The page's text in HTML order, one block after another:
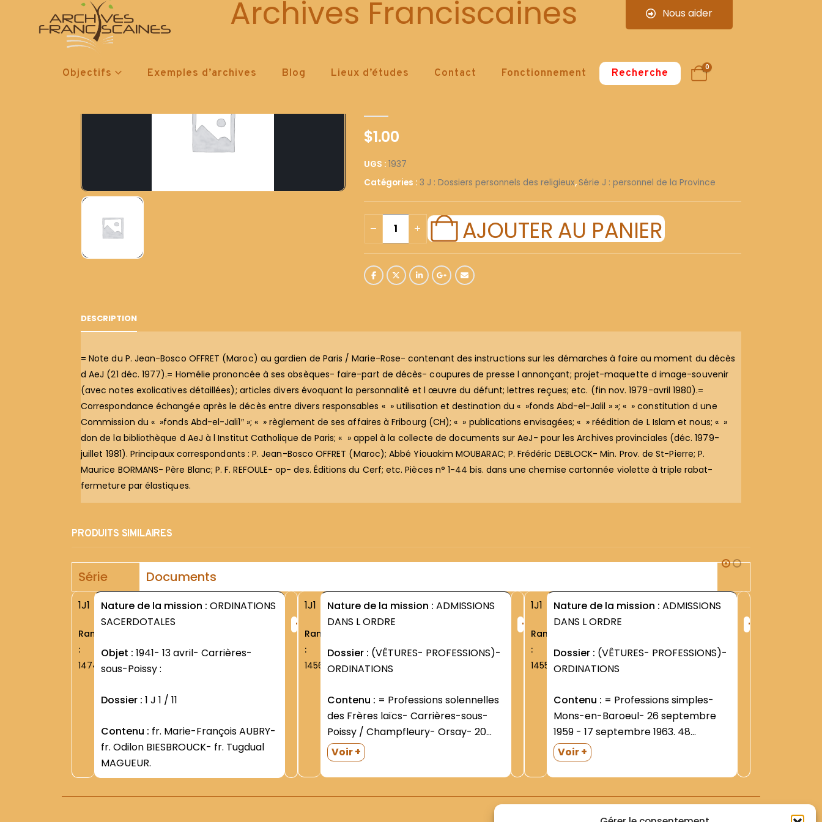
Archives Franciscaines Nous aider
Objectifs Exemples d’archives Blog Lieux d’études Contact Fonctionnement Recherche 0
1937
$1.00
UGS : 1937
Catégories : 3 J : Dossiers personnels des religieux, Série J : personnel de la Province
AJOUTER AU PANIER
DESCRIPTION
= Note du P. Jean-Bosco OFFRET (Maroc) au gardien de Paris / Marie-Rose- contenant des instructions sur les démarches à faire au moment du décès
d AeJ (21 déc. 1977).= Homélie prononcée à ses obsèques- faire-part de décès- coupures de presse l annonçant; projet-maquette d image-souvenir
(avec notes exolicatives détaillées); articles divers évoquant la personnalité et l œuvre du défunt; lettres reçues; etc. (fin nov. 1979-avril 1980).=
Correspondance échangée après le décès entre divers responsables « » utilisation et destination du « »fonds Abd-el-Jalil » »; « » constitution d une
Commission du « »fonds Abd-el-Jali1″ »; « » règlement de ses affaires à Fribourg (CH); « » publications envisagées; « » réédition de L Islam et nous; « »
don de la bibliothèque d AeJ à l Institut Catholique de Paris; « » appel à la collecte de documents sur AeJ- pour les Archives provinciales (déc. 1979-
juillet 1981). Principaux correspondants : P. Jean-Bosco OFFRET (Maroc); Abbé Yiouakim MOUBARAC; P. Frédéric DEBLOCK- Min. Prov. de St-Pierre; P.
Maurice BORMANS- Père Blanc; P. F. REFOULE- op- des. Éditions du Cerf; etc. Pièces n° 1-44 bis. dans une chemise cartonnée violette à triple rabat-
fermeture par élastiques.
PRODUITS SIMILAIRES
Série Documents
1J1
Rang
:
1474
Nature de la mission : ORDINATIONS
SACERDOTALES
Objet : 1941- 13 avril- Carrières-
sous-Poissy :
Dossier : 1 J 1 / 11
Contenu :
fr. Odilon BIESBROUCK- fr. Tugdual
MAGUEUR.
+
1J1
Rang
:
1456
Nature de la mission : ADMISSIONS
DANS L ORDRE
Dossier : (VÊTURES- PROFESSIONS)-
ORDINATIONS
Contenu :
des Frères laïcs- Carrières-sous-
Poissy / Champfleury- Orsay- 20
avril 1935 - 21 novembre 1945- 8
décembre 1957. Une dizaine de
professions.Cahier écolier à
couverture mauve- marque
Voir +
+
1J1
Rang
:
1455
Nature de la mission : ADMISSIONS
DANS L ORDRE
Dossier : (VÊTURES- PROFESSIONS)-
ORDINATIONS
Contenu :
Mons-en-Baroeul- 26 septembre
1959 - 17 septembre 1963. 48
professions- 6 renouvellements de
profession (n°30- 39-40- 41- 42-
43). En fin de registre- deux
professions solennelles - celles des
Voir +
+